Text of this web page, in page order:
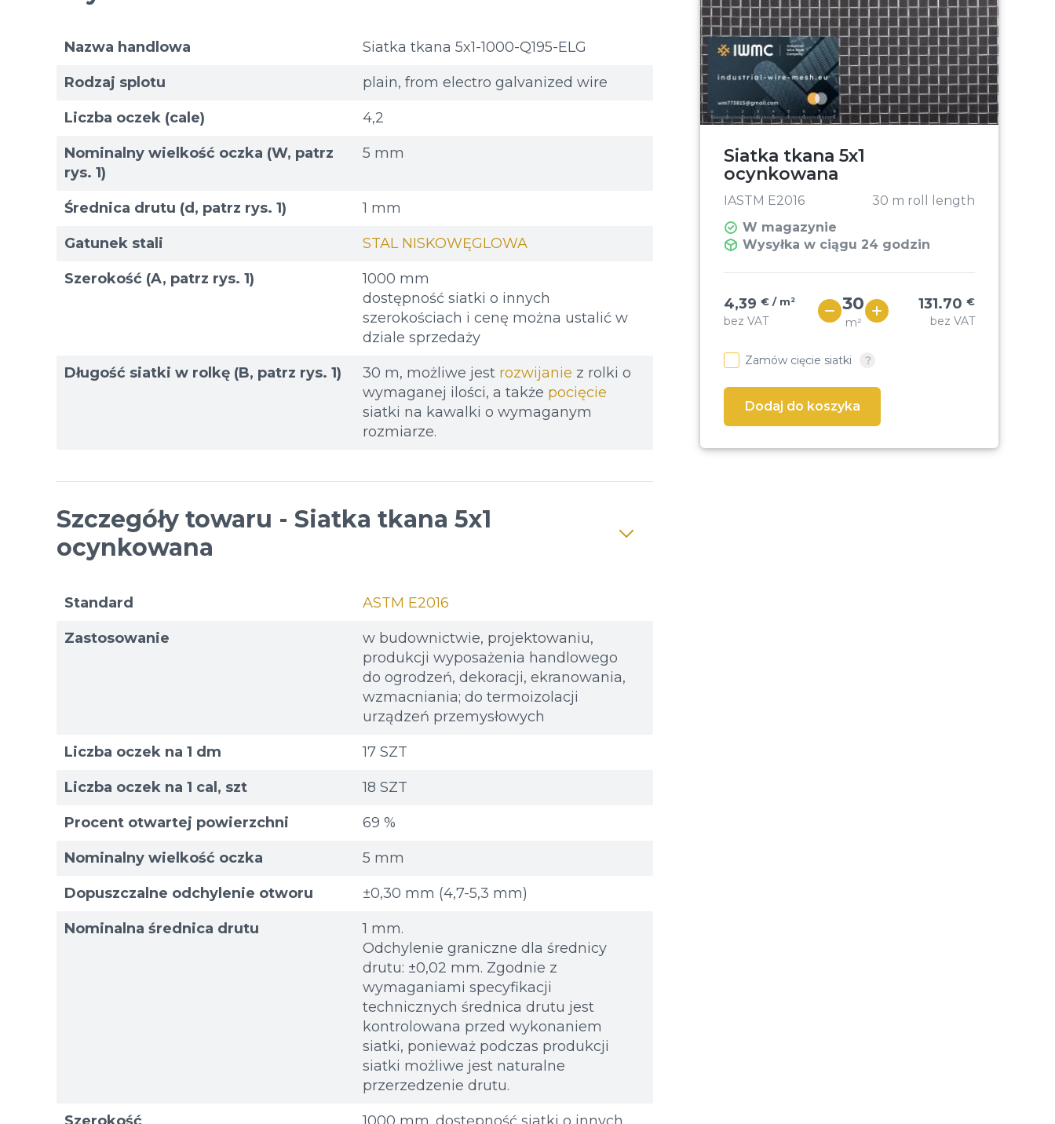
Normy i specyfikacje siatek
Przybory
Rozmiary
Przykład: 80х100 mm
Dodatkowe materiały
Файл не выбран
do 8Mb, jpeg, png, doc, pdf
Nazwa handlowa Siatka tkana 5x1-1000-Q195-ELG
Rodzaj splotu plain, from electro galvanized wire
Liczba oczek (cale) 4,2
Nominalny wielkość oczka (W, patrz
rys. 1)
5 mm
Średnica drutu (d, patrz rys. 1) 1 mm
Gatunek stali STAL NISKOWĘGLOWA
Szerokość (A, patrz rys. 1)
1000 mm
dostępność siatki o innych
szerokościach i cenę można ustalić w
dziale sprzedaży
Długość siatki w rolkę (B, patrz rys. 1) 30 m, możliwe jest rozwijanie z rolki o
wymaganej ilości, a także pocięcie
siatki na kawalki o wymaganym
rozmiarze.
Szczegóły towaru - Siatka tkana 5x1
ocynkowana
Standard ASTM E2016
Zastosowanie
w budownictwie, projektowaniu,
produkcji wyposażenia handlowego
do ogrodzeń, dekoracji, ekranowania,
wzmacniania; do termoizolacji
urządzeń przemysłowych
Liczba oczek na 1 dm 17 SZT
Liczba oczek na 1 cal, szt 18 SZT
Procent otwartej powierzchni 69 %
Nominalny wielkość oczka 5 mm
Dopuszczalne odchylenie otworu ±0,30 mm (4,7-5,3 mm)
Nominalna średnica drutu
1 mm.
Odchylenie graniczne dla średnicy
drutu: ±0,02 mm. Zgodnie z
wymaganiami specyfikacji
technicznych średnica drutu jest
kontrolowana przed wykonaniem
siatki, ponieważ podczas produkcji
siatki możliwe jest naturalne
przerzedzenie drutu.
Szerokość
1000 mm. dostępność siatki o innych
Siatka tkana 5x1
ocynkowana
IASTM E2016
30 m roll length
W magazynie
Wysyłka w ciągu 24 godzin
4,39 € / m²
bez VAT m²
131.70 €
bez VAT
Zamów cięcie siatki
Rozmiary
Przykład: 80х100 mm
Dodatkowe materiały
Файл не выбран
do 8Mb, jpeg, png, doc, pdf